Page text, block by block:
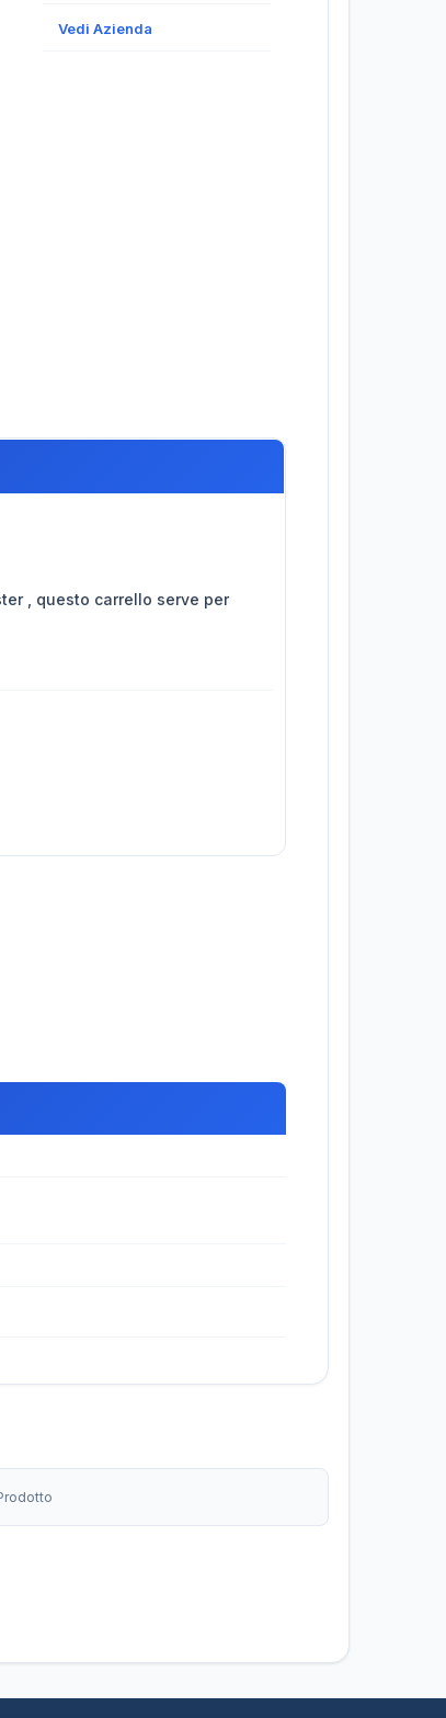
Vedi Azienda
, questo carrello serve per